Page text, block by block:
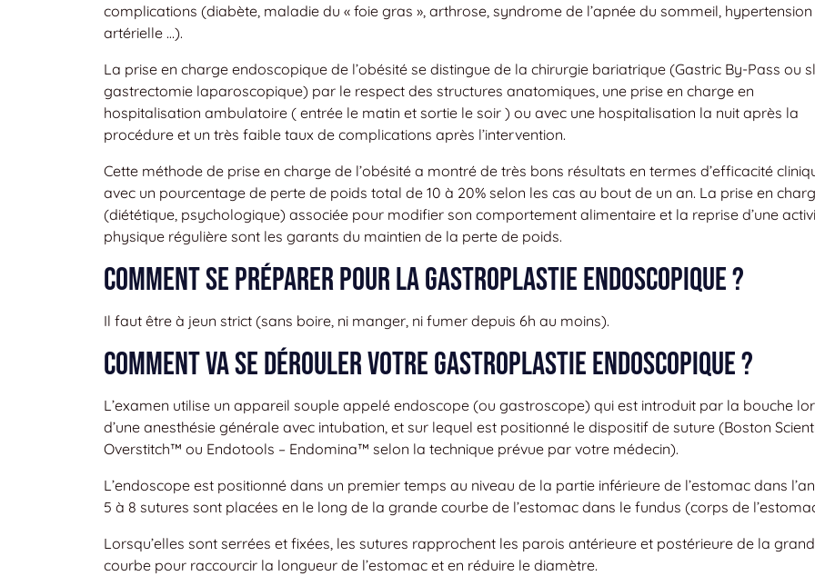
complications (diabète, maladie du « foie gras », arthrose, syndrome de l’apnée du sommeil, hypertension
artérielle …).
La prise en charge endoscopique de l’obésité se distingue de la chirurgie bariatrique (Gastric By-Pass ou
gastrectomie laparoscopique) par le respect des structures anatomiques, une prise en charge en
hospitalisation ambulatoire ( entrée le matin et sortie le soir ) ou avec une hospitalisation la nuit après la
procédure et un très faible taux de complications après l’intervention.
Cette méthode de prise en charge de l’obésité a montré de très bons résultats en termes d’efficacité
avec un pourcentage de perte de poids total de 10 à 20% selon les cas au bout de un an. La prise en
(diététique, psychologique) associée pour modifier son comportement alimentaire et la reprise d’une
physique régulière sont les garants du maintien de la perte de poids.
Comment se préparer pour la gastroplastie endoscopique ?
Il faut être à jeun strict (sans boire, ni manger, ni fumer depuis 6h au moins).
Comment va se dérouler votre gastroplastie endoscopique ?
L’examen utilise un appareil souple appelé endoscope (ou gastroscope) qui est introduit par la bouche
d’une anesthésie générale avec intubation, et sur lequel est positionné le dispositif de suture (Boston
Overstitch™ ou Endotools – Endomina™ selon la technique prévue par votre médecin).
L’endoscope est positionné dans un premier temps au niveau de la partie inférieure de l’estomac dans
5 à 8 sutures sont placées en le long de la grande courbe de l’estomac dans le fundus (corps de
Lorsqu’elles sont serrées et fixées, les sutures rapprochent les parois antérieure et postérieure de la
courbe pour raccourcir la longueur de l’estomac et en réduire le diamètre.